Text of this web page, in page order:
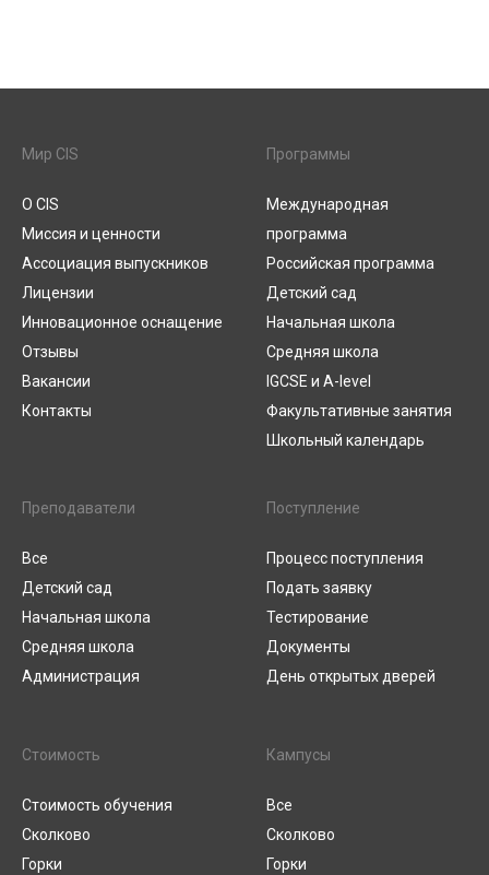
Мир CIS
О CIS
Миссия и ценности
Ассоциация выпускников
Лицензии
Инновационное оснащение
Отзывы
Вакансии
Контакты
Программы
Международная
программа
Российская программа
Детский сад
Начальная школа
Средняя школа
IGCSE и A-level
Факультативные занятия
Школьный календарь
Преподаватели
Все
Детский сад
Начальная школа
Средняя школа
Администрация
Поступление
Процесс поступления
Подать заявку
Тестирование
Документы
День открытых дверей
Стоимость
Стоимость обучения
Сколково
Горки
Кампусы
Все
Сколково
Горки